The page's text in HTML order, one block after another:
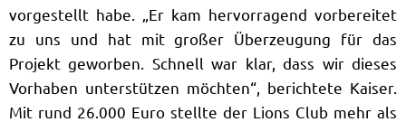
vorgestellt habe. „Er kam hervorragend vorbereitet
zu uns und hat mit großer Überzeugung für das
Projekt geworben. Schnell war klar, dass wir dieses
Vorhaben unterstützen möchten“, berichtete Kaiser.
Mit rund 26.000 Euro stellte der Lions Club mehr als